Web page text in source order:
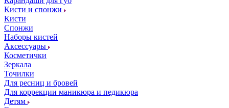
Кисти и спонжи
Кисти
Спонжи
Наборы кистей
Аксессуары
Косметички
Зеркала
Точилки
Для ресниц и бровей
Для коррекции маникюра и педикюра
Детям